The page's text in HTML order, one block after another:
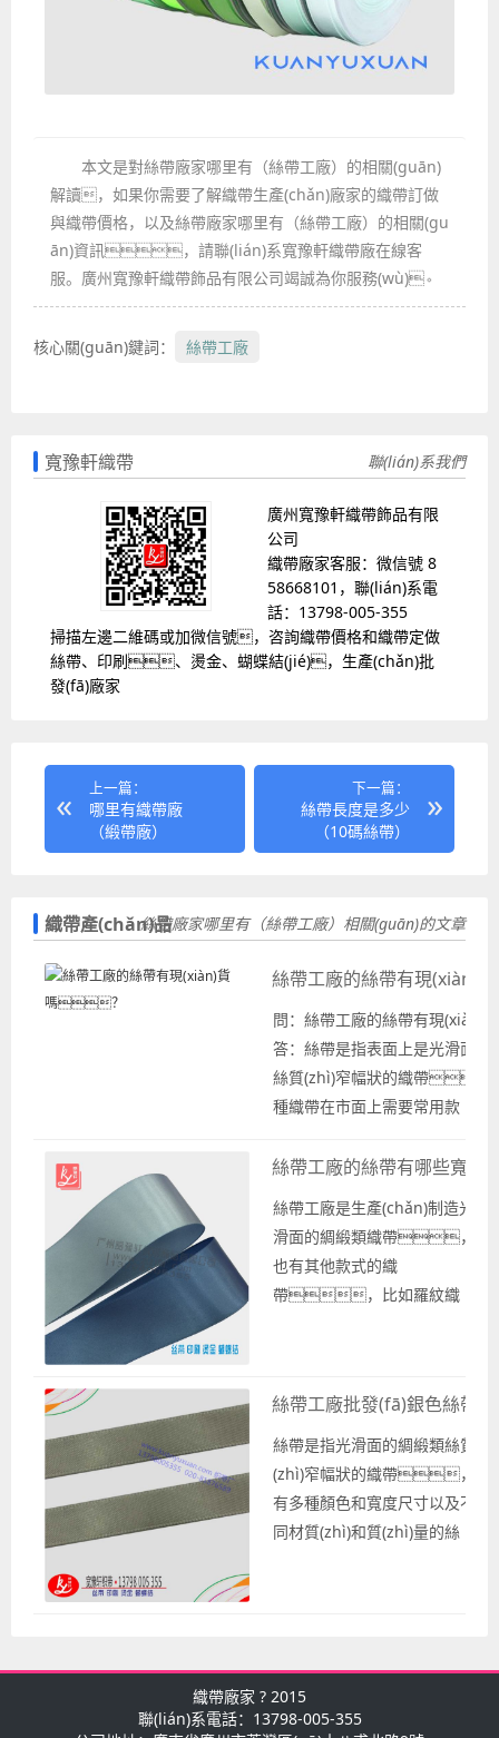
本文是對絲帶廠家哪里有（絲帶工廠）的相關(guān)
解讀，如果你需要了解織帶生產(chǎn)廠家的織帶訂做
與織帶價格，以及絲帶廠家哪里有（絲帶工廠）的相關(gu
ān)資訊，請聯(lián)系寬豫軒織帶廠在線客
服。廣州寬豫軒織帶飾品有限公司竭誠為你服務(wù)。
核心關(guān)鍵詞： 絲帶工廠
寬豫軒織帶 聯(lián)系我們
廣州寬豫軒織帶飾品有限
公司
織帶廠家客服：微信號 8
58668101，聯(lián)系電
話：13798-005-355
掃描左邊二維碼或加微信號，咨詢織帶價格和織帶定做
絲帶、印刷、燙金、蝴蝶結(jié)，生產(chǎn)批
發(fā)廠家
上一篇：
哪里有織帶廠
（緞帶廠）
下一篇：
絲帶長度是多少
（10碼絲帶）
織帶產(chǎn)品絲帶廠家哪里有（絲帶工廠）相關(guān)的文章
絲帶工廠的絲帶有現(xiàn)
問：絲帶工廠的絲帶有現(xiàn)
答：絲帶是指表面上是光滑面的
絲質(zhì)窄幅狀的織帶
種織帶在市面上需要常用款
的織帶中一般是按照現(xiàn)貨
廠的絲帶是有現(xiàn)貨。
帶工廠為你提供絲帶批發(fā)銷
售，可以聯(lián)系專業
廠家的寬豫軒織帶廠為你提供相
絲帶工廠的絲帶有哪些寬度
絲帶工廠是生產(chǎn)制造光
滑面的綢緞類織帶，
也有其他款式的織
帶，比如羅紋織
就是織帶廠家、織
帶工廠，也可以按照客戶的需
求進行其他款式的織帶定
做。絲帶工廠制造的
絲帶是按照一定規(guī)則生產
mm、19mm、2...
絲帶工廠批發(fā)銀色絲帶
絲帶是指光滑面的綢緞類絲質
(zhì)窄幅狀的織帶，
有多種顏色和寬度尺寸以及不
同材質(zhì)和質(zhì)量的絲
格和市場報價，還
有行情走勢、廠家供應
織帶廠家 ? 2015
聯(lián)系電話：13798-005-355